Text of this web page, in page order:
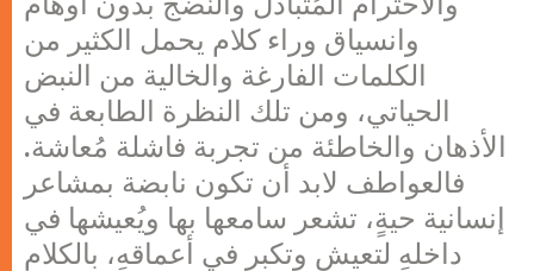
وانسياق وراء كلام يحمل الكثير من
الكلمات الفارغة والخالية من النبض
الحياتي، ومن تلك النظرة الطابعة في
الأذهان والخاطئة من تجربة فاشلة مُعاشة.
فالعواطف لابد أن تكون نابضة بمشاعر
إنسانية حيةٍ، تشعر سامعها بها ويُعيشها في
داخلهِ لتعيش وتكبر في أعماقهِ، بالكلام